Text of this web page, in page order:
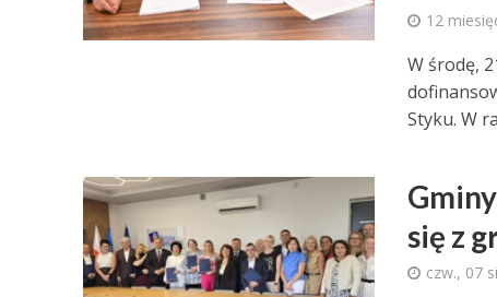
12
W środę,
Styku. W
się z
czw., 07